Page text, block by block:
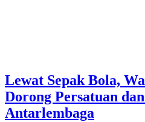
Lewat Sepak Bola,
Dorong Persatuan
Antarlembaga